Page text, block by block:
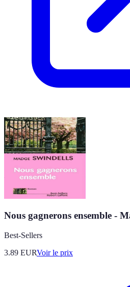
Nous gagnerons ensemble -
Best-Sellers
3.89 EURVoir le prix